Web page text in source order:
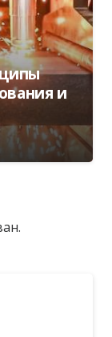
и